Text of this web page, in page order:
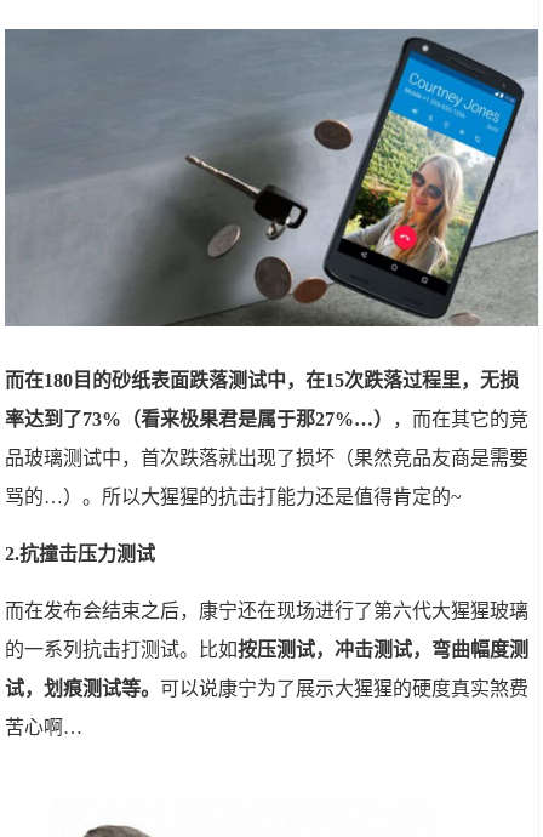
而在180目的砂纸表面跌落测试中，在15次跌落过程里，无损
率达到了73%（看来极果君是属于那27%…） ，而在其它的竞
品玻璃测试中，首次跌落就出现了损坏（果然竞品友商是需要
骂的…）。所以大猩猩的抗击打能力还是值得肯定的~
2.抗撞击压力测试
而在发布会结束之后，康宁还在现场进行了第六代大猩猩玻璃
的一系列抗击打测试。比如按压测试，冲击测试，弯曲幅度测
试，划痕测试等。 可以说康宁为了展示大猩猩的硬度真实煞费
苦心啊…